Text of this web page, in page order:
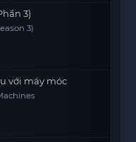
3)
3)
với máy móc